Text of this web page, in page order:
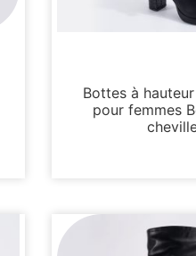
Bottes à
pour femmes